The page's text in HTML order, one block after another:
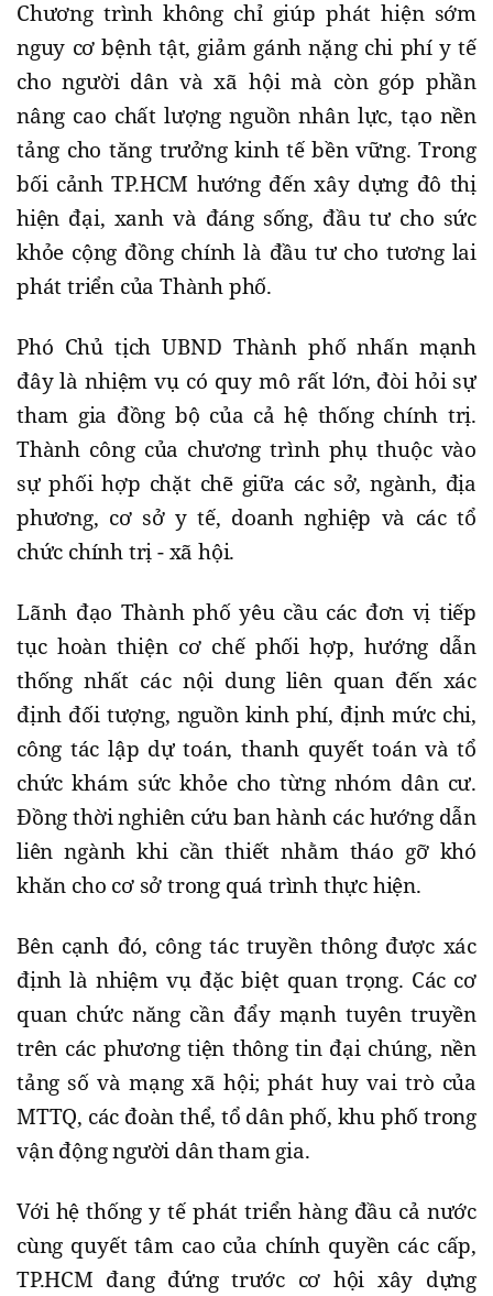
Chương trình không chỉ giúp phát hiện sớm
nguy cơ bệnh tật, giảm gánh nặng chi phí y tế
cho người dân và xã hội mà còn góp phần
nâng cao chất lượng nguồn nhân lực, tạo nền
tảng cho tăng trưởng kinh tế bền vững. Trong
bối cảnh TP.HCM hướng đến xây dựng đô thị
hiện đại, xanh và đáng sống, đầu tư cho sức
khỏe cộng đồng chính là đầu tư cho tương lai
phát triển của Thành phố.
Phó Chủ tịch UBND Thành phố nhấn mạnh
đây là nhiệm vụ có quy mô rất lớn, đòi hỏi sự
tham gia đồng bộ của cả hệ thống chính trị.
Thành công của chương trình phụ thuộc vào
sự phối hợp chặt chẽ giữa các sở, ngành, địa
phương, cơ sở y tế, doanh nghiệp và các tổ
chức chính trị - xã hội.
Lãnh đạo Thành phố yêu cầu các đơn vị tiếp
tục hoàn thiện cơ chế phối hợp, hướng dẫn
thống nhất các nội dung liên quan đến xác
định đối tượng, nguồn kinh phí, định mức chi,
công tác lập dự toán, thanh quyết toán và tổ
chức khám sức khỏe cho từng nhóm dân cư.
Đồng thời nghiên cứu ban hành các hướng dẫn
liên ngành khi cần thiết nhằm tháo gỡ khó
khăn cho cơ sở trong quá trình thực hiện.
Bên cạnh đó, công tác truyền thông được xác
định là nhiệm vụ đặc biệt quan trọng. Các cơ
quan chức năng cần đẩy mạnh tuyên truyền
trên các phương tiện thông tin đại chúng, nền
tảng số và mạng xã hội; phát huy vai trò của
MTTQ, các đoàn thể, tổ dân phố, khu phố trong
vận động người dân tham gia.
Với hệ thống y tế phát triển hàng đầu cả nước
cùng quyết tâm cao của chính quyền các cấp,
TP.HCM đang đứng trước cơ hội xây dựng